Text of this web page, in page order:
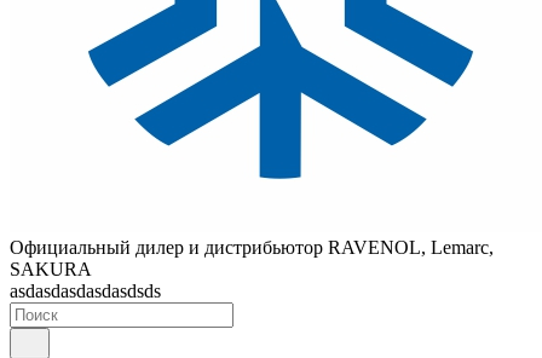
Официальный дилер и дистрибьютор RAVENOL, Lemarc,
SAKURA
asdasdasdasdasdsds